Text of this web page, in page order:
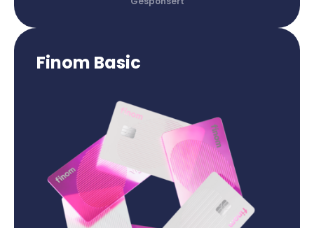
Finom Basic